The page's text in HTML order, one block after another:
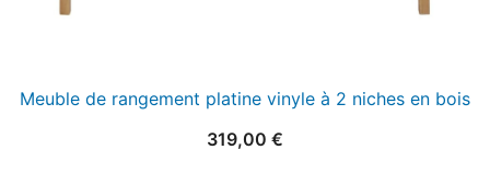
Meuble de rangement platine vinyle à 2 niches en bois
319,00 €